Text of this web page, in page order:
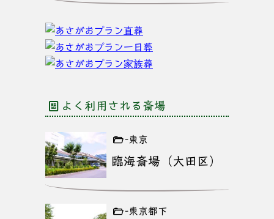
よく利用される斎場
-東京
臨海斎場（大田区）
-東京都下